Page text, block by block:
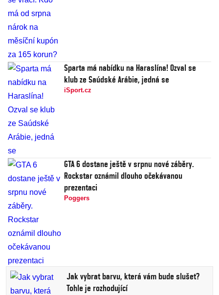
Sparta má nabídku na Haraslína! Ozval se
klub ze Saúdské Arábie, jedná se
iSport.cz
GTA 6 dostane ještě v srpnu nové záběry.
Rockstar oznámil dlouho očekávanou
prezentaci
Poggers
Jak vybrat barvu, která vám bude slušet?
Tohle je rozhodující